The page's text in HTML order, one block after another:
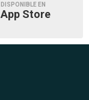
DISPONIBLE EN
App Store